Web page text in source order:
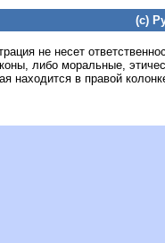
(c)
не несет
либо моральные,
находится в правой